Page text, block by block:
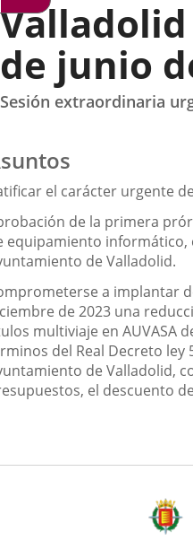
de junio
Sesión extraordinaria
el carácter urgente
de la primera
equipamiento informático,
de Valladolid.
a implantar
de 2023 una
multiviaje en AUVASA
del Real Decreto ley
de Valladolid,
el descuento